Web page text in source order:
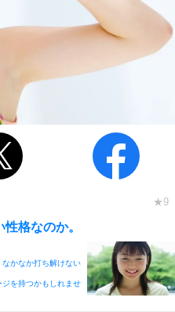
格なのか。
かなか打ち解けない
を持つかもしれませ